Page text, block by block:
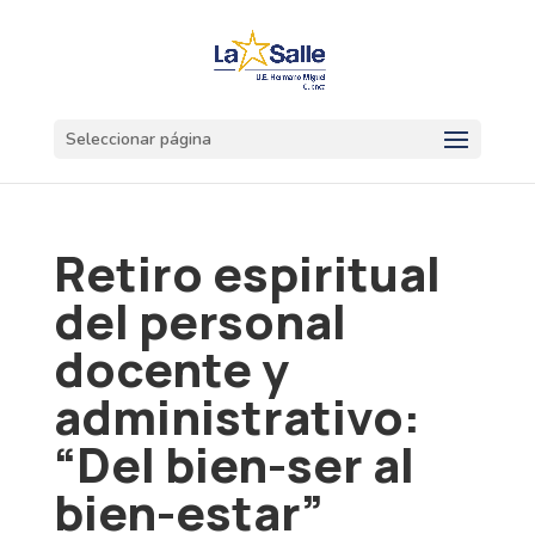
Seleccionar página
Retiro espiritual
del personal
docente y
administrativo:
“Del bien-ser al
bien-estar”